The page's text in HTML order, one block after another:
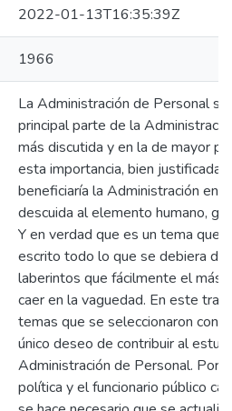
2022-01-13T16:35:39Z
1966
La Administración de Personal
principal parte de la
más discutida y en la de mayor
esta importancia, bien justificada,
beneficiaría la Administración en
descuida al elemento humano,
Y en verdad que es un tema que
escrito todo lo que se debiera
laberintos que fácilmente el más
caer en la vaguedad. En este
temas que se seleccionaron con
único deseo de contribuir al
Administración de Personal.
política y el funcionario público